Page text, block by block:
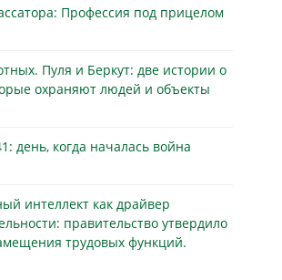
Профессия под прицелом
Пуля и Беркут: две истории о
охраняют людей и объекты
день, когда началась война
интеллект как драйвер
правительство утвердило
трудовых функций.